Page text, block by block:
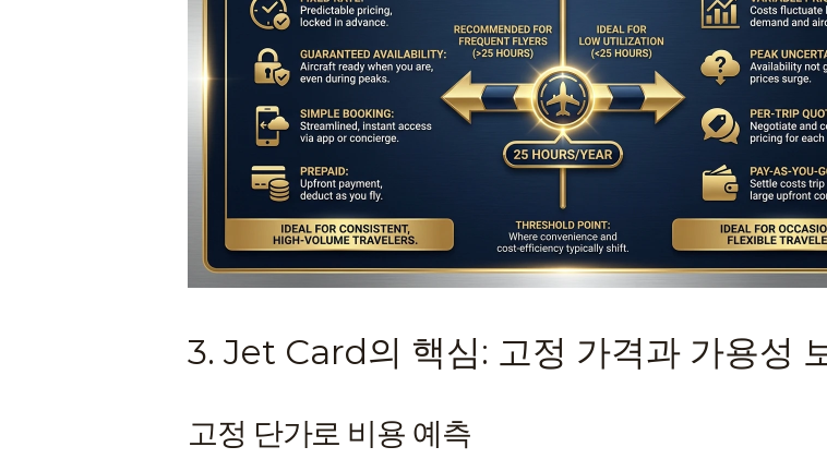
3. Jet Card의 핵심: 고정 가격과 가용성
고정 단가로 비용 예측